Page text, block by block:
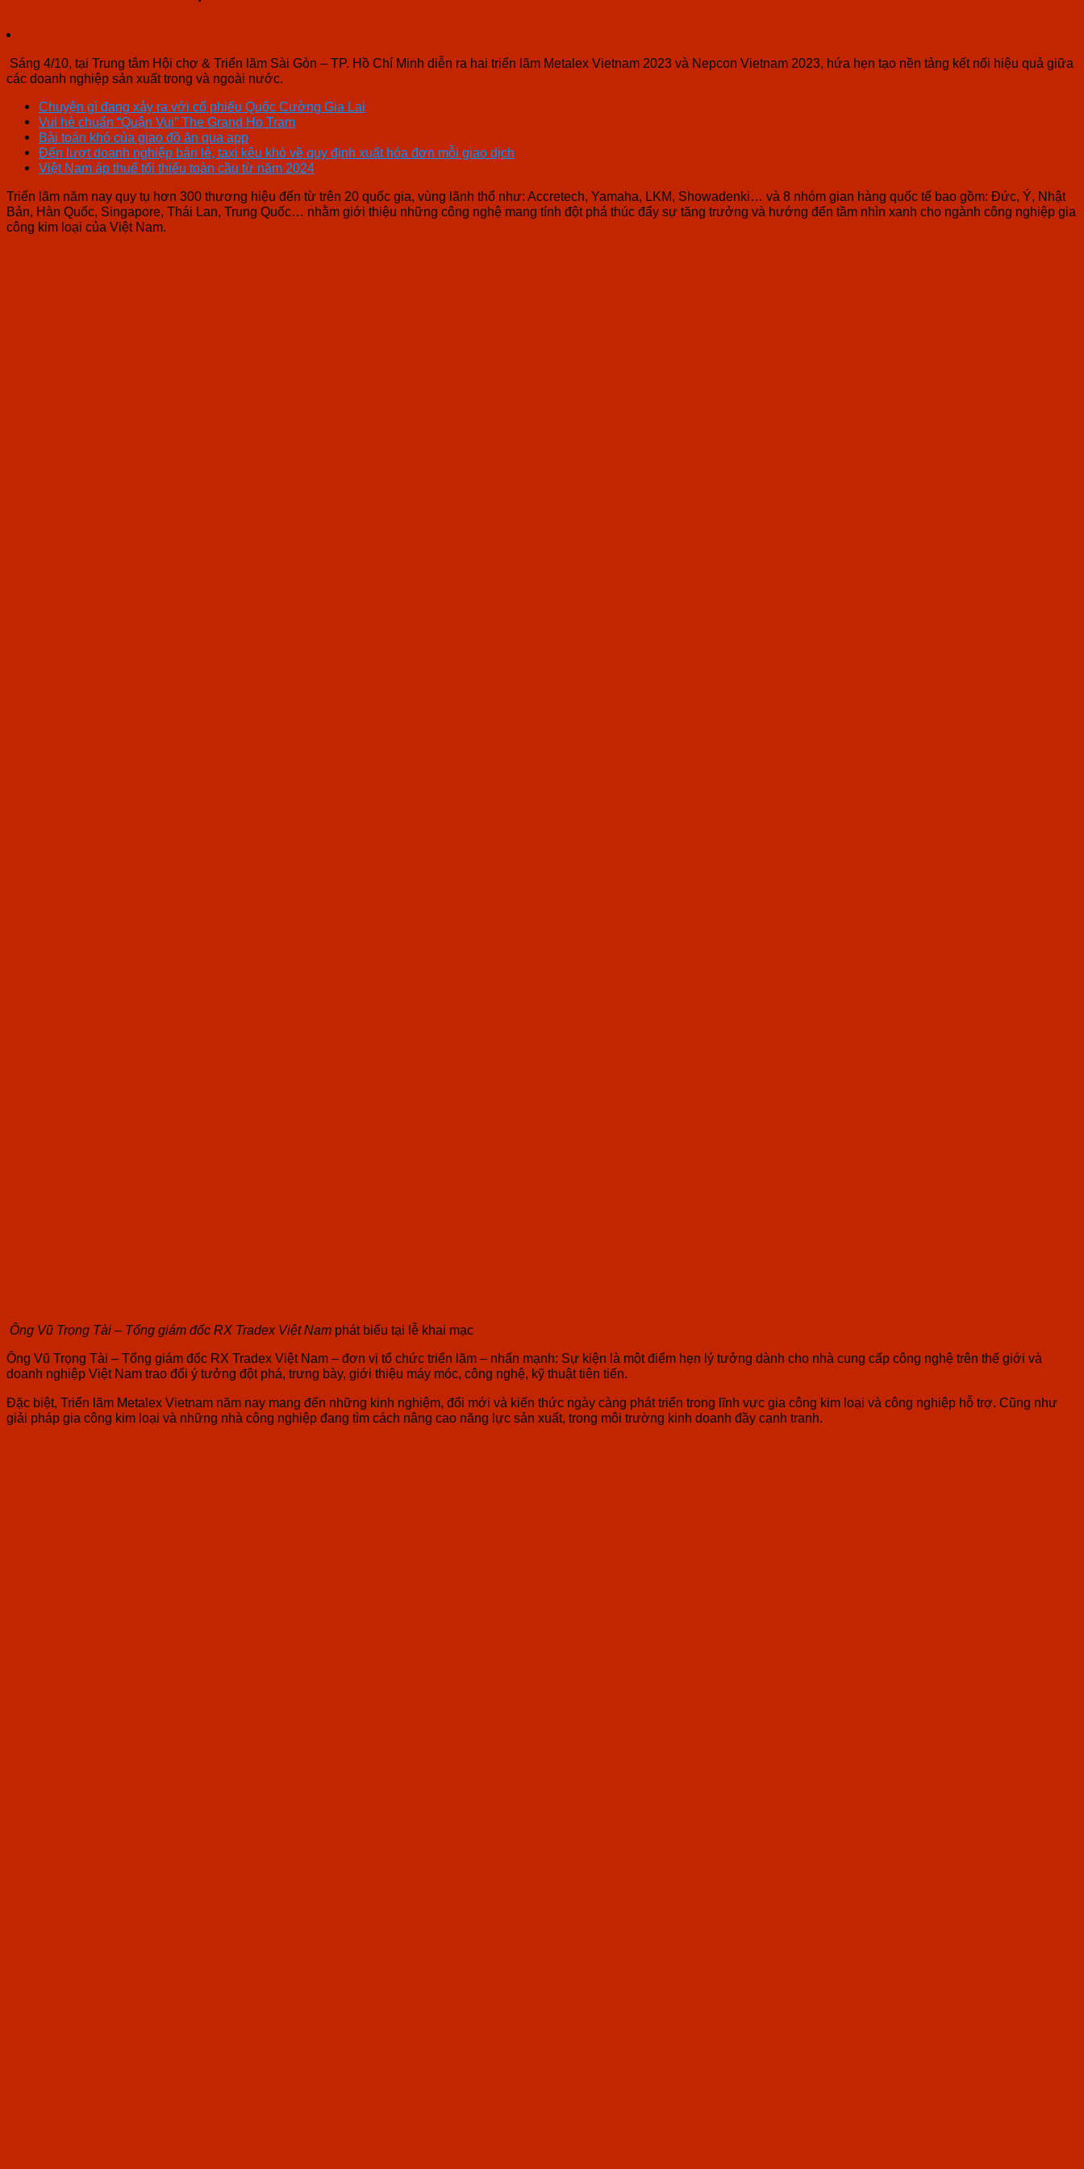
Sáng 4/10, tại Trung tâm Hội chợ & Triển lãm Sài Gòn – TP. Hồ Chí Minh diễn ra hai triển lãm Metalex Vietnam 2023 và Nepcon Vietnam 2023, hứa hẹn tạo nền tảng kết nối hiệu quả giữa
các doanh nghiệp sản xuất trong và ngoài nước.
Chuyện gì đang xảy ra với cổ phiếu Quốc Cường Gia Lai
Vui hè chuẩn “Quận Vui” The Grand Ho Tram
Bài toán khó của giao đồ ăn qua app
Đến lượt doanh nghiệp bán lẻ, taxi kêu khó về quy định xuất hóa đơn mỗi giao dịch
Việt Nam áp thuế tối thiểu toàn cầu từ năm 2024
Triển lãm năm nay quy tụ hơn 300 thương hiệu đến từ trên 20 quốc gia, vùng lãnh thổ như: Accretech, Yamaha, LKM, Showadenki… và 8 nhóm gian hàng quốc tế bao gồm: Đức, Ý, Nhật
Bản, Hàn Quốc, Singapore, Thái Lan, Trung Quốc… nhằm giới thiệu những công nghệ mang tính đột phá thúc đẩy sự tăng trưởng và hướng đến tầm nhìn xanh cho ngành công nghiệp gia
công kim loại của Việt Nam.
Ông Vũ Trọng Tài – Tổng giám đốc RX Tradex Việt Nam phát biểu tại lễ khai mạc
Ông Vũ Trọng Tài – Tổng giám đốc RX Tradex Việt Nam – đơn vị tổ chức triển lãm – nhấn mạnh: Sự kiện là một điểm hẹn lý tưởng dành cho nhà cung cấp công nghệ trên thế giới và
doanh nghiệp Việt Nam trao đổi ý tưởng đột phá, trưng bày, giới thiệu máy móc, công nghệ, kỹ thuật tiên tiến.
Đặc biệt, Triển lãm Metalex Vietnam năm nay mang đến những kinh nghiệm, đổi mới và kiến thức ngày càng phát triển trong lĩnh vực gia công kim loại và công nghiệp hỗ trợ. Cũng như
giải pháp gia công kim loại và những nhà công nghiệp đang tìm cách nâng cao năng lực sản xuất, trong môi trường kinh doanh đầy cạnh tranh.